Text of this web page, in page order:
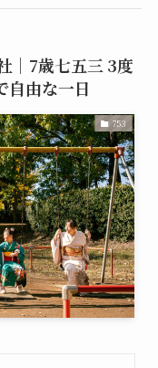
｜7歳七五三 3度
自由な一日
753